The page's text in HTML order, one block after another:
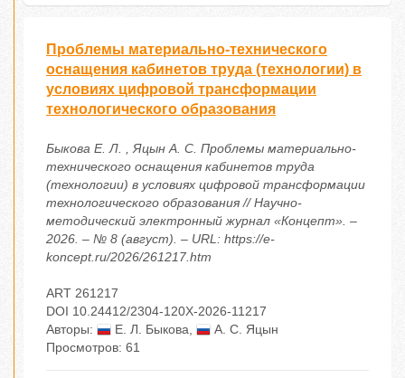
Проблемы материально-технического
оснащения кабинетов труда (технологии) в
условиях цифровой трансформации
технологического образования
Быкова Е. Л. , Яцын А. С. Проблемы материально-
технического оснащения кабинетов труда
(технологии) в условиях цифровой трансформации
технологического образования // Научно-
методический электронный журнал «Концепт». –
2026. – № 8 (август). – URL: https://e-
koncept.ru/2026/261217.htm
ART 261217
DOI 10.24412/2304-120X-2026-11217
Авторы:
Е. Л. Быкова
А. С. Яцын
Просмотров: 61